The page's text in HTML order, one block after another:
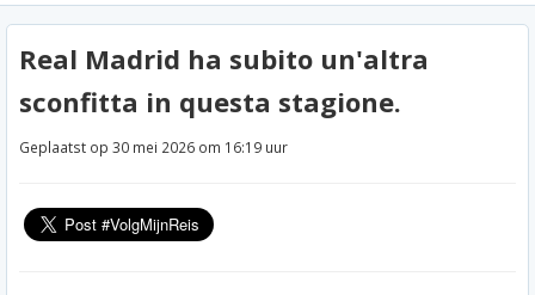
Real Madrid ha subito un'altra
sconfitta in questa stagione.
Geplaatst op 30 mei 2026 om 16:19 uur